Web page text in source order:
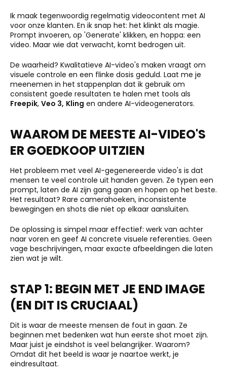
Ik maak tegenwoordig regelmatig videocontent met AI
voor onze klanten. En ik snap het: het klinkt als magie.
Prompt invoeren, op 'Generate' klikken, en hoppa: een
video. Maar wie dat verwacht, komt bedrogen uit.
De waarheid? Kwalitatieve AI-video's maken vraagt om
visuele controle en een flinke dosis geduld. Laat me je
meenemen in het stappenplan dat ik gebruik om
consistent goede resultaten te halen met tools als
Freepik, Veo 3, Kling en andere AI-videogenerators.
WAAROM DE MEESTE AI-VIDEO'S
ER GOEDKOOP UITZIEN
Het probleem met veel AI-gegenereerde video's is dat
mensen te veel controle uit handen geven. Ze typen een
prompt, laten de AI zijn gang gaan en hopen op het beste.
Het resultaat? Rare camerahoeken, inconsistente
bewegingen en shots die niet op elkaar aansluiten.
De oplossing is simpel maar effectief: werk van achter
naar voren en geef AI concrete visuele referenties. Geen
vage beschrijvingen, maar exacte afbeeldingen die laten
zien wat je wilt.
STAP 1: BEGIN MET JE END IMAGE
(EN DIT IS CRUCIAAL)
Dit is waar de meeste mensen de fout in gaan. Ze
beginnen met bedenken wat hun eerste shot moet zijn.
Maar juist je eindshot is veel belangrijker. Waarom?
Omdat dit het beeld is waar je naartoe werkt, je
eindresultaat.